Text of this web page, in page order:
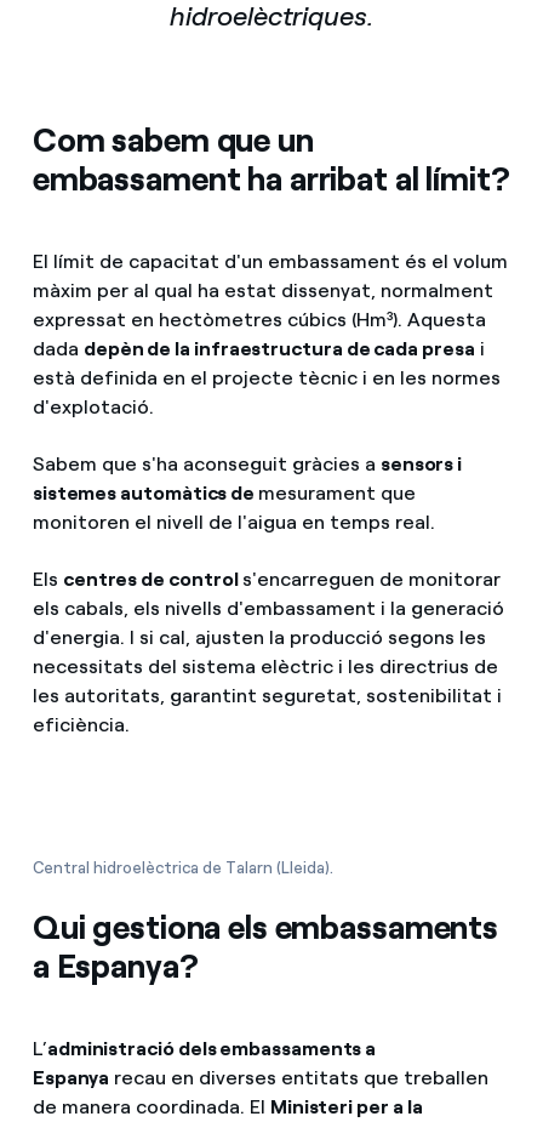
hidroelèctriques.
Com sabem que un
embassament ha arribat al límit?
El límit de capacitat d'un embassament és el volum
màxim per al qual ha estat dissenyat, normalment
expressat en hectòmetres cúbics (Hm³). Aquesta
dada depèn de la infraestructura de cada presa i
està definida en el projecte tècnic i en les normes
d'explotació.
Sabem que s'ha aconseguit gràcies a sensors i
sistemes automàtics de mesurament que
monitoren el nivell de l'aigua en temps real.
Els centres de controls'encarreguen de monitorar
els cabals, els nivells d'embassament i la generació
d'energia. I si cal, ajusten la producció segons les
necessitats del sistema elèctric i les directrius de
les autoritats, garantint seguretat, sostenibilitat i
eficiència.
Central hidroelèctrica de Talarn (Lleida).
Qui gestiona els embassaments
a Espanya?
L’administració dels embassaments a
Espanya recau en diverses entitats que treballen
de manera coordinada. El Ministeri per a la